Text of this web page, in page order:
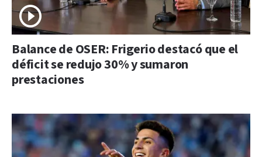
Balance de OSER: Frigerio destacó que el
déficit se redujo 30% y sumaron
prestaciones